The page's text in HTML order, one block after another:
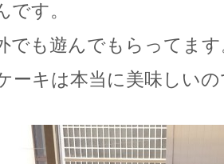
す。
でも遊んでもらってま
ーキは本当に美味しい